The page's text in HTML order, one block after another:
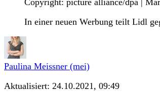
Copyright: picture alliance/dpa |
In einer neuen Werbung teilt Lidl
Paulina Meissner (mei)
Aktualisiert: 24.10.2021, 09:49